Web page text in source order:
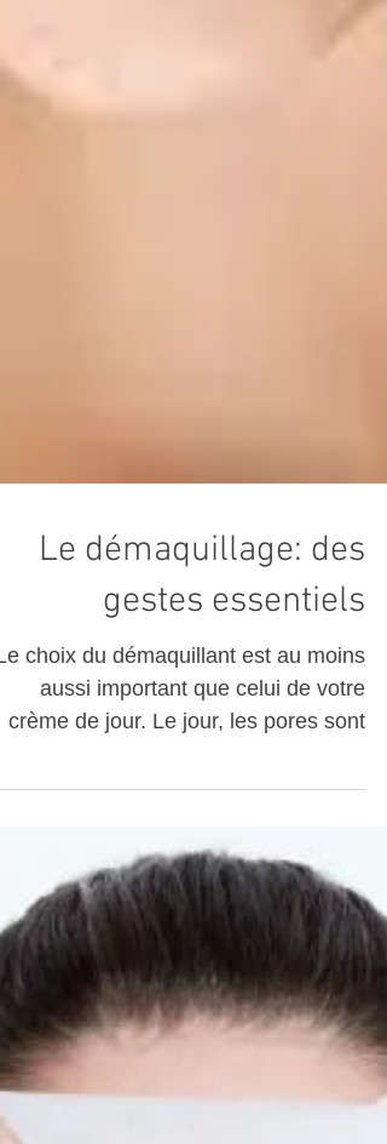
Le démaquillage: des
gestes essentiels
choix du démaquillant est au moins
crème de jour. Le jour, les pores sont